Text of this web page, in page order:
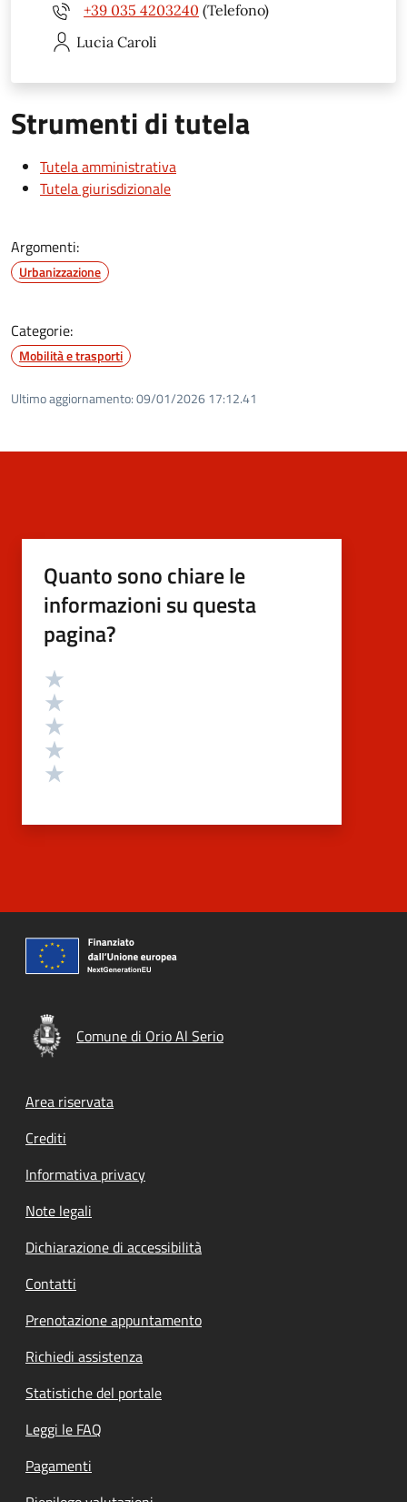
+39 035 4203240 (Telefono)
Lucia Caroli
Strumenti di tutela
Tutela amministrativa
Tutela giurisdizionale
Argomenti:
Urbanizzazione
Categorie:
Mobilità e trasporti
Ultimo aggiornamento:09/01/2026 17:12.41
Quanto sono chiare le
informazioni su questa
pagina?
Valutazione
Comune di Orio Al Serio
Footer menu
Area riservata
Crediti
Informativa privacy
Note legali
Dichiarazione di accessibilità
Contatti
Prenotazione appuntamento
Richiedi assistenza
Statistiche del portale
Leggi le FAQ
Pagamenti